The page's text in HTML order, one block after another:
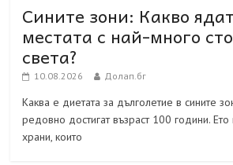
Сините зони: Какво
местата с най-много
света?
10.08.2026 Долап.бг
Каква е диетата за дълголетие в сините
редовно достигат възраст 100 години. Ето
храни, които